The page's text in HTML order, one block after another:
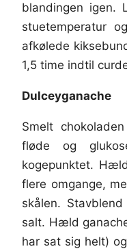
blandingen igen.
stuetemperatur
afkølede
1,5 time indtil
Dulceyganache
Smelt
fløde og
kogepunktet.
flere omgange,
skålen.
salt. Hæld
har sat sig helt)